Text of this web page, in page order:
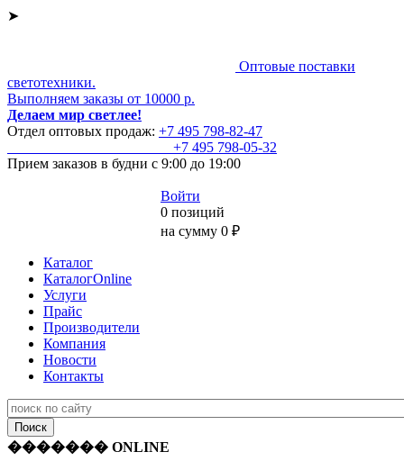
➤
Оптовые поставки
светотехники.
Выполняем заказы от 10000 р.
Делаем мир светлее!
Отдел оптовых продаж: +7 495 798-82-47
+7 495 798-05-32
Прием заказов в будни с 9:00 до 19:00
Войти
0 позиций
на сумму 0 ₽
Каталог
КаталогOnline
Услуги
Прайс
Производители
Компания
Новости
Контакты
������� ONLINE